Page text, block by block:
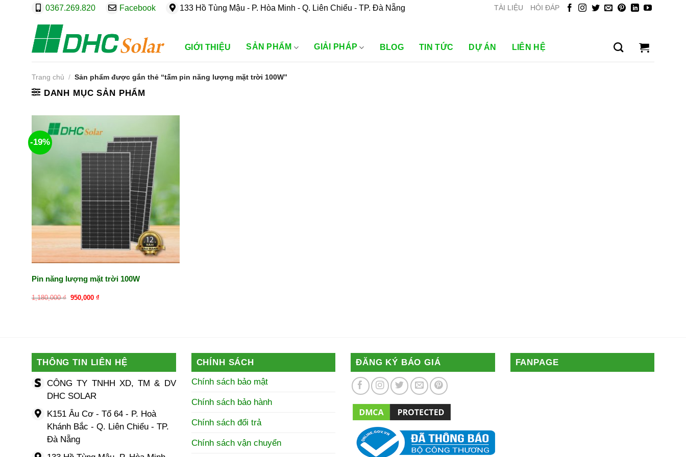
0367.269.820 Facebook 133 Hồ Tùng Mậu - P. Hòa Minh - Q. Liên Chiểu - TP. Đà Nẵng TÀI LIỆU HỎI ĐÁP
GIỚI THIỆU SẢN PHẨM GIẢI PHÁP BLOG TIN TỨC DỰ ÁN LIÊN HỆ
Trang chủ / Sản phẩm được gắn thẻ “tấm pin năng lượng mặt trời 100W”
DANH MỤC SẢN PHẨM
-19%
Pin năng lượng mặt trời 100W
1,180,000₫ Giá
950,000 ₫Giá
THÔNG TIN LIÊN HỆ
CÔNG TY TNHH XD, TM & DV
DHC SOLAR
K151 Âu Cơ - Tổ 64 - P. Hoà
Khánh Bắc - Q. Liên Chiểu - TP.
Đà Nẵng
CHÍNH SÁCH
Chính sách bảo mật
Chính sách bảo hành
Chính sách đổi trả
Chính sách vận chuyển
ĐĂNG KÝ BÁO GIÁ FANPAGE